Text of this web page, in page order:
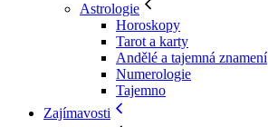
Astrologie
Horoskopy
Tarot a karty
Andělé a tajemná znamení
Numerologie
Tajemno
Zajímavosti